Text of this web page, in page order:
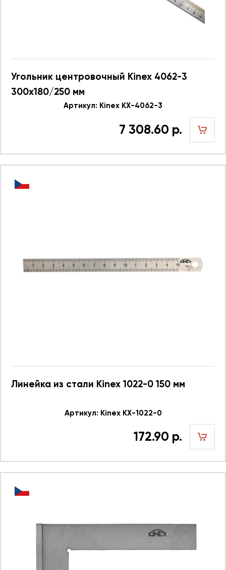
Угольник центровочный Kinex 4062-3
300х180/250 мм
Артикул: Kinex KX-4062-3
7 308.60 р.
Линейка из стали Kinex 1022-0 150 мм
Артикул: Kinex KX-1022-0
172.90 р.